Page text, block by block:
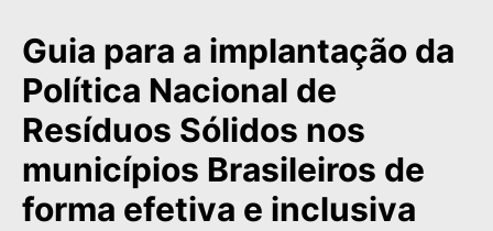
Guia para a implantação da
Política Nacional de
Resíduos Sólidos nos
municípios Brasileiros de
forma efetiva e inclusiva